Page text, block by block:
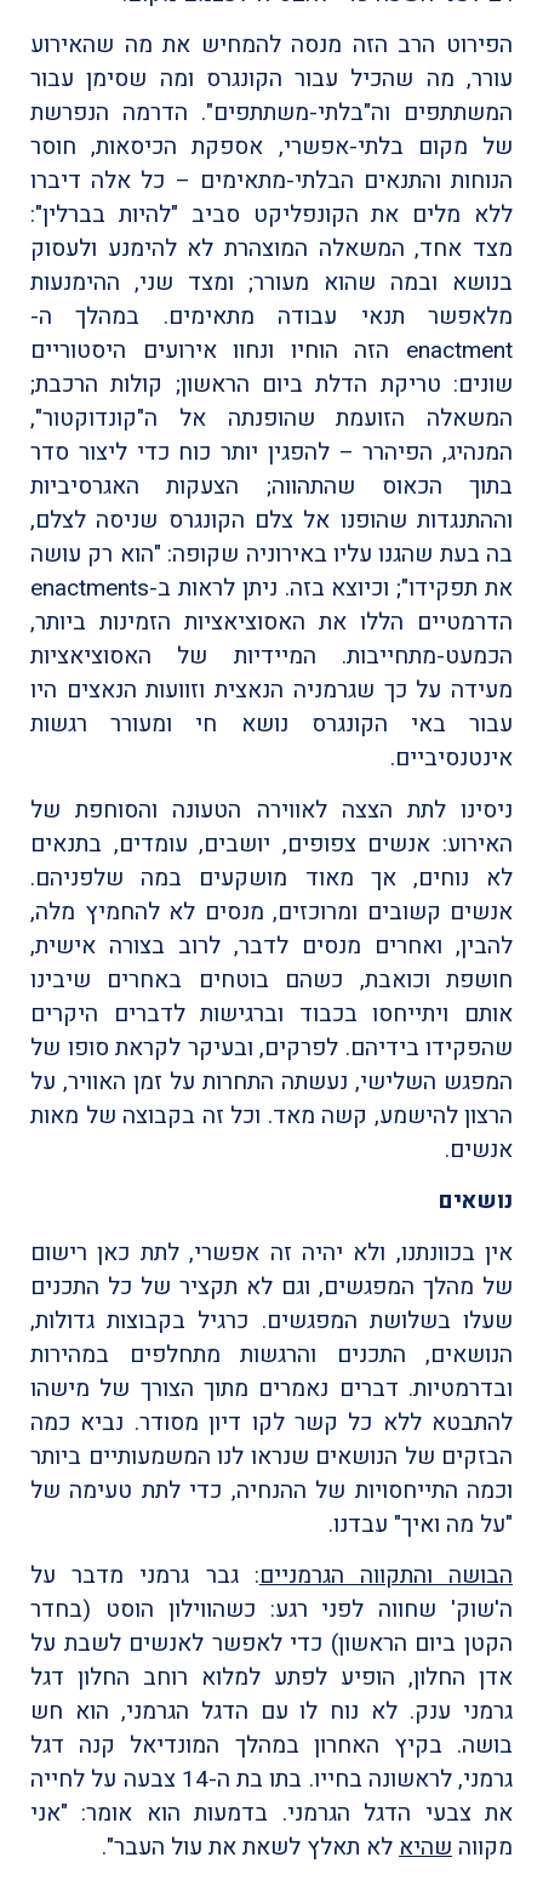
הפירוט הרב הזה מנסה להמחיש את מה שהאירוע
עורר, מה שהכיל עבור הקונגרס ומה שסימן עבור
המשתתפים וה"בלתי-משתתפים". הדרמה הנפרשת
של מקום בלתי-אפשרי, אספקת הכיסאות, חוסר
הנוחות והתנאים הבלתי-מתאימים – כל אלה דיברו
ללא מלים את הקונפליקט סביב "להיות בברלין":
מצד אחד, המשאלה המוצהרת לא להימנע ולעסוק
בנושא ובמה שהוא מעורר; ומצד שני, ההימנעות
מלאפשר תנאי עבודה מתאימים. במהלך ה-
enactment הזה הוחיו ונחוו אירועים היסטוריים
שונים: טריקת הדלת ביום הראשון; קולות הרכבת;
המשאלה הזועמת שהופנתה אל ה"קונדוקטור",
המנהיג, הפיהרר – להפגין יותר כוח כדי ליצור סדר
בתוך הכאוס שהתהווה; הצעקות האגרסיביות
וההתנגדות שהופנו אל צלם הקונגרס שניסה לצלם,
בה בעת שהגנו עליו באירוניה שקופה: "הוא רק עושה
את תפקידו"; וכיוצא בזה. ניתן לראות ב-enactments
הדרמטיים הללו את האסוציאציות הזמינות ביותר,
הכמעט-מתחייבות. המיידיות של האסוציאציות
מעידה על כך שגרמניה הנאצית וזוועות הנאצים היו
עבור באי הקונגרס נושא חי ומעורר רגשות
אינטנסיביים.
ניסינו לתת הצצה לאווירה הטעונה והסוחפת של
האירוע: אנשים צפופים, יושבים, עומדים, בתנאים
לא נוחים, אך מאוד מושקעים במה שלפניהם.
אנשים קשובים ומרוכזים, מנסים לא להחמיץ מלה,
להבין, ואחרים מנסים לדבר, לרוב בצורה אישית,
חושפת וכואבת, כשהם בוטחים באחרים שיבינו
אותם ויתייחסו בכבוד וברגישות לדברים היקרים
שהפקידו בידיהם. לפרקים, ובעיקר לקראת סופו של
המפגש השלישי, נעשתה התחרות על זמן האוויר, על
הרצון להישמע, קשה מאד. וכל זה בקבוצה של מאות
אנשים.
נושאים
אין בכוונתנו, ולא יהיה זה אפשרי, לתת כאן רישום
של מהלך המפגשים, וגם לא תקציר של כל התכנים
שעלו בשלושת המפגשים. כרגיל בקבוצות גדולות,
הנושאים, התכנים והרגשות מתחלפים במהירות
ובדרמטיות. דברים נאמרים מתוך הצורך של מישהו
להתבטא ללא כל קשר לקו דיון מסודר. נביא כמה
הבזקים של הנושאים שנראו לנו המשמעותיים ביותר
וכמה התייחסויות של ההנחיה, כדי לתת טעימה של
"על מה ואיך" עבדנו.
הבושה והתקווה הגרמניים: גבר גרמני מדבר על
ה'שוק' שחווה לפני רגע: כשהווילון הוסט (בחדר
הקטן ביום הראשון) כדי לאפשר לאנשים לשבת על
אדן החלון, הופיע לפתע למלוא רוחב החלון דגל
גרמני ענק. לא נוח לו עם הדגל הגרמני, הוא חש
בושה. בקיץ האחרון במהלך המונדיאל קנה דגל
גרמני, לראשונה בחייו. בתו בת ה-14 צבעה על לחייה
את צבעי הדגל הגרמני. בדמעות הוא אומר: "אני
מקווה שהיאלא תאלץ לשאת את עול העבר".